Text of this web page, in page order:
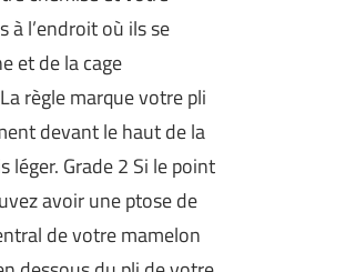
l’endroit où ils se
et de la cage
règle marque votre pli
devant le haut de la
léger. Grade 2 Si le point
avoir une ptose de
de votre mamelon